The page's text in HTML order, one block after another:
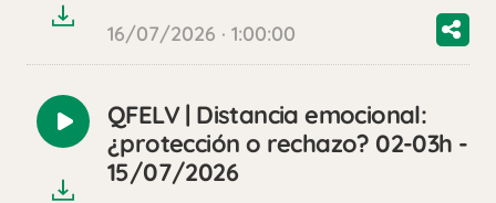
16/07/2026 · 1:00:00
Reproducir
audio
QFELV | Distancia emocional:
¿protección o rechazo? 02-03h -
15/07/2026